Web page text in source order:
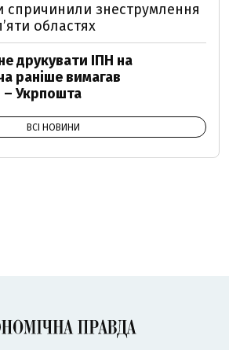
спричинили знеструмлення
областях
друкувати ІПН на
раніше вимагав
Укрпошта
ВСІ НОВИНИ